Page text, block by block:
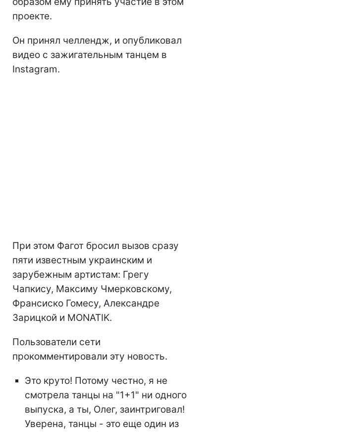
проекте.
Он принял челлендж, и опубликовал
видео с зажигательным танцем в
Instagram.
При этом Фагот бросил вызов сразу
пяти известным украинским и
зарубежным артистам: Грегу
Чапкису, Максиму Чмерковскому,
Франсиско Гомесу, Александре
Зарицкой и MONATIK.
Пользователи сети
прокомментировали эту новость.
Это круто! Потому честно, я не
смотрела танцы на "1+1" ни одного
выпуска, а ты, Олег, заинтриговал!
Уверена, танцы - это еще один из